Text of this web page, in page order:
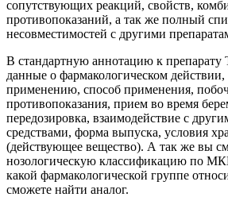
сопутствующих реакций, свойств,
противопоказаний, а так же полный
несовместимостей с другими
В стандартную аннотацию к препарату
данные о фармакологическом действии,
применению, способ применения,
противопоказания, прием во время
передозировка, взаимодействие с
средствами, форма выпуска, условия
(действующее вещество). А так же вы
нозологическую классификацию по
какой фармакологической группе
сможете найти аналог.